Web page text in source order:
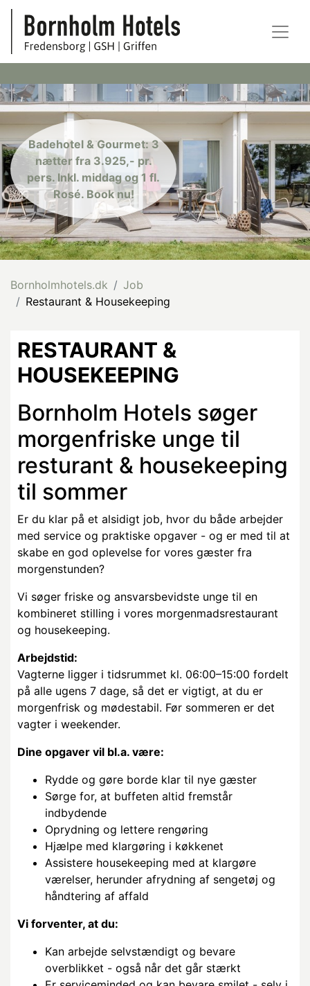
Badehotel & Gourmet: 3
nætter fra 3.925,- pr.
pers. Inkl. middag og 1 fl.
Rosé. Book nu!
Bornholmhotels.dk
Job
Restaurant & Housekeeping
RESTAURANT &
HOUSEKEEPING
Bornholm Hotels søger
morgenfriske unge til
resturant & housekeeping
til sommer
Er du klar på et alsidigt job, hvor du både arbejder
med service og praktiske opgaver - og er med til at
skabe en god oplevelse for vores gæster fra
morgenstunden?
Vi søger friske og ansvarsbevidste unge til en
kombineret stilling i vores morgenmadsrestaurant
og housekeeping.
Arbejdstid:
Vagterne ligger i tidsrummet kl. 06:00–15:00 fordelt
på alle ugens 7 dage, så det er vigtigt, at du er
morgenfrisk og mødestabil. Før sommeren er det
vagter i weekender.
Dine opgaver vil bl.a. være:
Rydde og gøre borde klar til nye gæster
Sørge for, at buffeten altid fremstår
indbydende
Oprydning og lettere rengøring
Hjælpe med klargøring i køkkenet
Assistere housekeeping med at klargøre
værelser, herunder afrydning af sengetøj og
håndtering af affald
Vi forventer, at du:
Kan arbejde selvstændigt og bevare
overblikket - også når det går stærkt